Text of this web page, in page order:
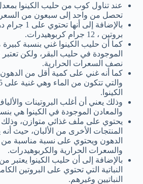
تحصل من واحد إلى سبعون من
بروتين ، 12 جرام كربوهيدرات.
كما أن حليب الكينوا غني بنسبة
الموجودة في حليب البقر، ولكن
نصف السعرات الحرارية.
كما أنه غني على كمية أقل من الدهون
الكينوا.
وذلك يعني أن أغلب البروتينات
والمعادن الموجودة في الكينوا هي
يحتوي على ملف غذائي متوازن، وذلك
المنتجات الأخرى من الألبان، حيث
الدهون ويحتوي على نسبة مناسبة من
والسعرات الحرارية والكربوهيدرات.
بالإضافة إلى أن حليب الكينوا يعتبر
النباتية التي تحتوي على البروتين
النباتيين وغيرهم.